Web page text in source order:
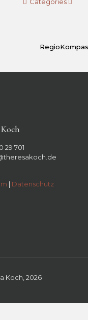
29 701
| Datenschutz
Koch, 2026